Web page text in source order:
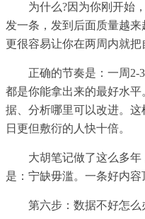
为什么?因为你刚开始
发一条，发到后面质量越
更很容易让你在两周内就把
正确的节奏是：一周2-
都是你能拿出来的最好水
据、分析哪里可以改进。
日更但敷衍的人快十倍。
大胡笔记做了这么多
是：宁缺毋滥。一条好内容
第六步：数据不好怎么